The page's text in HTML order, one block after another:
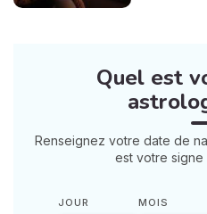
intérieur.
Quel est
Renseignez votre date de
est votre signe
JOUR MOIS